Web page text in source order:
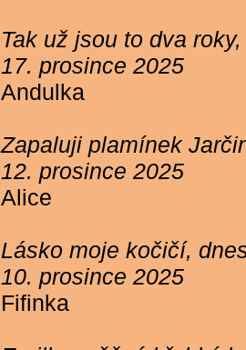
Tak už jsou to dva
17. prosince 2025
Andulka
Zapaluji plamínek
12. prosince 2025
Alice
Lásko moje kočičí,
10. prosince 2025
Fifinka